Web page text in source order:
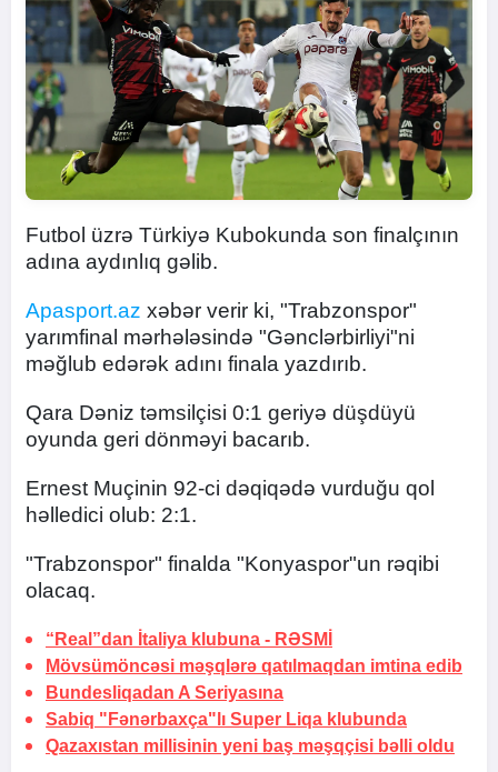
Futbol üzrə Türkiyə Kubokunda son finalçının
adına aydınlıq gəlib.
Apasport.az xəbər verir ki, "Trabzonspor"
yarımfinal mərhələsində "Gənclərbirliyi"ni
məğlub edərək adını finala yazdırıb.
Qara Dəniz təmsilçisi 0:1 geriyə düşdüyü
oyunda geri dönməyi bacarıb.
Ernest Muçinin 92-ci dəqiqədə vurduğu qol
həlledici olub: 2:1.
"Trabzonspor" finalda "Konyaspor"un rəqibi
olacaq.
“Real”dan İtaliya klubuna - RƏSMİ
Mövsümöncəsi məşqlərə qatılmaqdan imtina edib
Bundesliqadan A Seriyasına
Sabiq "Fənərbaxça"lı Super Liqa klubunda
Qazaxıstan millisinin yeni baş məşqçisi bəlli oldu